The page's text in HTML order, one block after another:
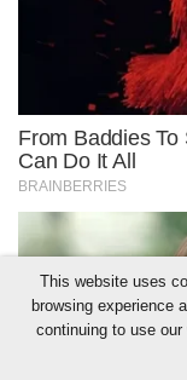
This website uses
browsing experience
continuing to use